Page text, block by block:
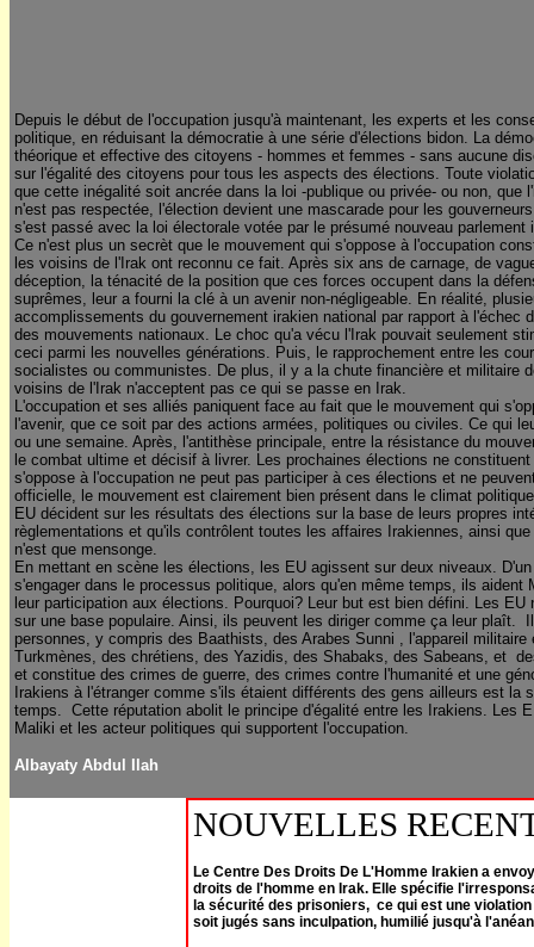
Depuis le début de l'occupation jusqu'à maintenant, les experts et les
politique, en réduisant la démocratie à une série d'élections bidon. La
théorique et effective des citoyens - hommes et femmes - sans aucune
sur l'égalité des citoyens pour tous les aspects des élections. Toute
que cette inégalité soit ancrée dans la loi -publique ou privée- ou non,
n'est pas respectée, l'élection devient une mascarade pour les
s'est passé avec la loi électorale votée par le présumé nouveau parlement
Ce n'est plus un secrèt que le mouvement qui s'oppose à l'occupation
les voisins de l'Irak ont reconnu ce fait. Après six ans de carnage, de
déception, la ténacité de la position que ces forces occupent dans la
suprêmes, leur a fourni la clé à un avenir non-négligeable. En réalité,
accomplissements du gouvernement irakien national par rapport à
des mouvements nationaux. Le choc qu'a vécu l'Irak pouvait seulement
ceci parmi les nouvelles générations. Puis, le rapprochement entre les
socialistes ou communistes. De plus, il y a la chute financière et militaire
voisins de l'Irak n'acceptent pas ce qui se passe en Irak.
L'occupation et ses alliés paniquent face au fait que le mouvement qui
l'avenir, que ce soit par des actions armées, politiques ou civiles. Ce qui
ou une semaine. Après, l'antithèse principale, entre la résistance du
le combat ultime et décisif à livrer. Les prochaines élections ne
s'oppose à l'occupation ne peut pas participer à ces élections et ne
officielle, le mouvement est clairement bien présent dans le climat
EU décident sur les résultats des élections sur la base de leurs propres
règlementations et qu'ils contrôlent toutes les affaires Irakiennes, ainsi
n'est que mensonge.
En mettant en scène les élections, les EU agissent sur deux niveaux.
s'engager dans le processus politique, alors qu'en même temps, ils
leur participation aux élections. Pourquoi? Leur but est bien défini. Les
sur une base populaire. Ainsi, ils peuvent les diriger comme ça leur plaît.
personnes, y compris des Baathists, des Arabes Sunni , l'appareil
Turkmènes, des chrétiens, des Yazidis, des Shabaks, des Sabeans, et
et constitue des crimes de guerre, des crimes contre l'humanité et une
Irakiens à l'étranger comme s'ils étaient différents des gens ailleurs est
temps. Cette réputation abolit le principe d'égalité entre les Irakiens. Les
Maliki et les acteur politiques qui supportent l'occupation.
Albayaty Abdul Ilah
NOUVELLES
Le Centre Des Droits De L'Homme Irakien a
droits de l'homme en Irak. Elle spécifie
la sécurité des prisoniers, ce qui est une
soit jugés sans inculpation, humilié jusqu'à